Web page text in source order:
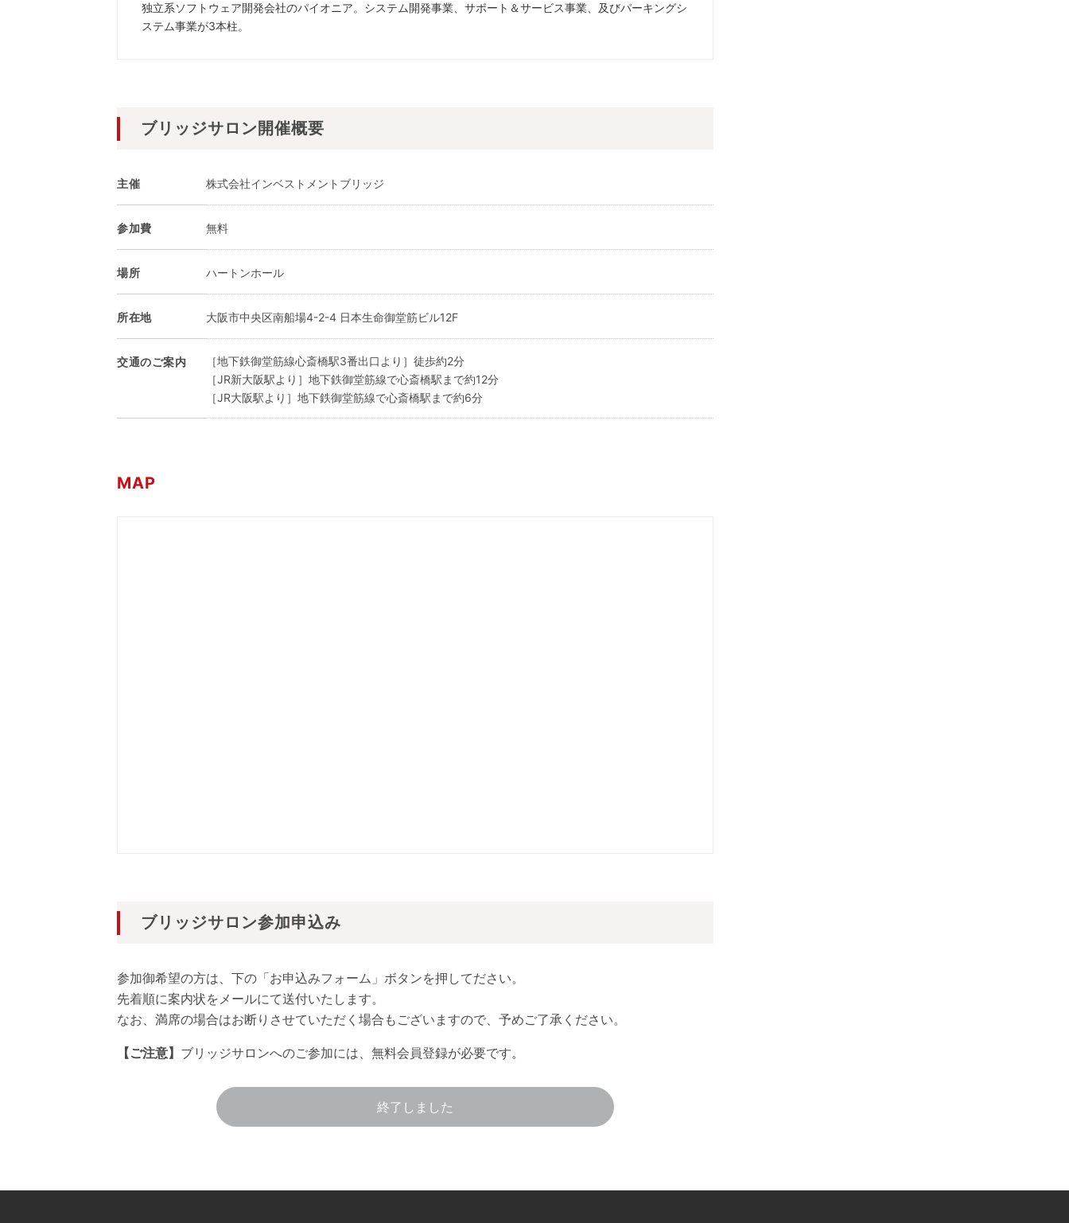
独立系ソフトウェア開発会社のパイオニア。システム開発事業、サポート＆サービス事業、及びパーキングシ
ステム事業が3本柱。
ブリッジサロン開催概要
主催 株式会社インベストメントブリッジ
参加費 無料
場所 ハートンホール
所在地 大阪市中央区南船場4-2-4 日本生命御堂筋ビル12F
交通のご案内
［地下鉄御堂筋線心斎橋駅3番出口より］徒歩約2分
［JR新大阪駅より］地下鉄御堂筋線で心斎橋駅まで約12分
［JR大阪駅より］地下鉄御堂筋線で心斎橋駅まで約6分
MAP
ブリッジサロン参加申込み
参加御希望の方は、下の「お申込みフォーム」ボタンを押してださい。
先着順に案内状をメールにて送付いたします。
なお、満席の場合はお断りさせていただく場合もございますので、予めご了承ください。
【ご注意】 ブリッジサロンへのご参加には、無料会員登録が必要です。
終了しました